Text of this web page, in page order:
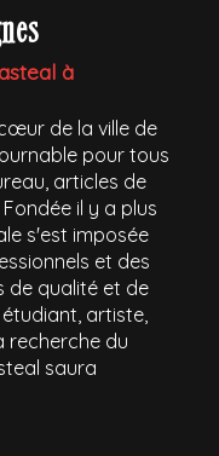
à
de la ville de
pour tous
articles de
il y a plus
s'est imposée
et des
de qualité et de
artiste,
recherche du
saura